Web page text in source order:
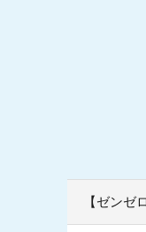
【ゼンゼ